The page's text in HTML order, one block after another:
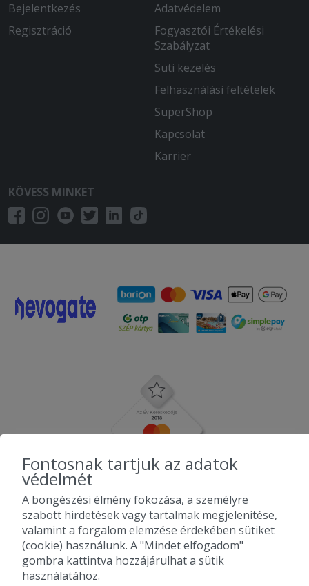
Bejelentkezés
Regisztráció
Adatvédelem
Fogyasztói Értékelési
Szabályzat
Süti kezelés
Felhasználási feltételek
SuperShop
Kapcsolat
Karrier
KÖVESS MINKET
Fontosnak tartjuk az adatok
védelmét
A böngészési élmény fokozása, a személyre
szabott hirdetések vagy tartalmak megjelenítése,
valamint a forgalom elemzése érdekében sütiket
(cookie) használunk. A "Mindet elfogadom"
gombra kattintva hozzájárulhat a sütik
használatához.